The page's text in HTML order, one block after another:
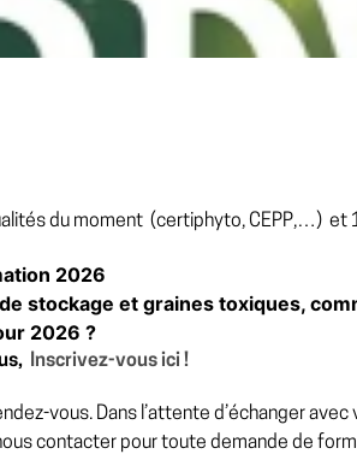
du moment (certiphyto,
2026
stockage et graines toxiques,
2026 ?
Inscrivez-vous ici !
vous. Dans l’attente d’échanger
contacter pour toute demande de